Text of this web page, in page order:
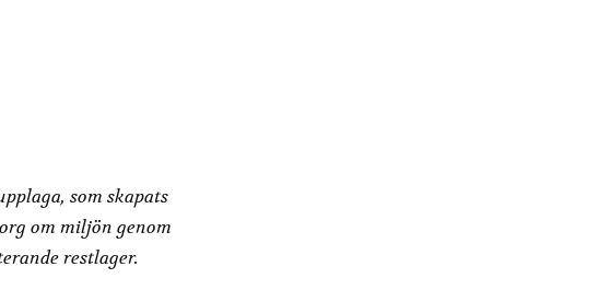
som skapats
om miljön genom
restlager.